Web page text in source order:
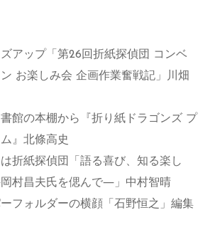
アップ「第26回折紙探偵団 コンベ
お楽しみ会 企画作業奮戦記」川畑
館の本棚から『折り紙ドラゴンズ プ
』北條高史
折紙探偵団「語る喜び、知る楽し
昌夫氏を偲んで―」中村智晴
フォルダーの横顔「石野恒之」編集